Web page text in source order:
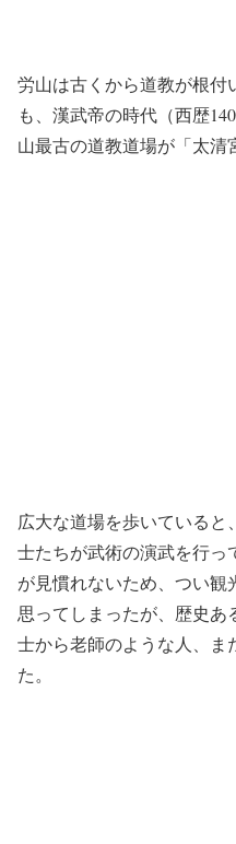
労山は古くから道教が根付
も、漢武帝の時代（西歴
山最古の道教道場が「太清
広大な道場を歩いている
士たちが武術の演武を行っ
が見慣れないため、つい観
思ってしまったが、歴史
士から老師のような人、ま
た。